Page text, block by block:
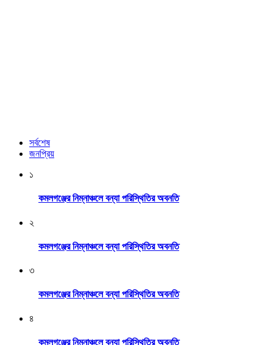
সর্বশেষ
জনপ্রিয়
১
কমলগঞ্জের নিম্নাঞ্চলে বন্যা পরিস্থিতির অবনতি
২
কমলগঞ্জের নিম্নাঞ্চলে বন্যা পরিস্থিতির অবনতি
৩
কমলগঞ্জের নিম্নাঞ্চলে বন্যা পরিস্থিতির অবনতি
৪
কমলগঞ্জের নিম্নাঞ্চলে বন্যা পরিস্থিতির অবনতি